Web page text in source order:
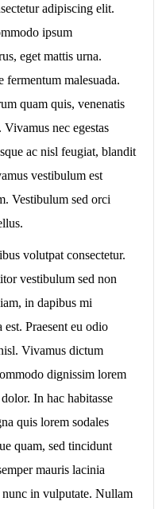
adipiscing elit.
ipsum
eget mattis urna.
fermentum malesuada.
quam quis, venenatis
nec egestas
ac nisl feugiat, blandit
vestibulum est
Vestibulum sed orci
volutpat consectetur.
vestibulum sed non
in dapibus mi
est. Praesent eu odio
Vivamus dictum
dignissim lorem
In hac habitasse
quis lorem sodales
quam, sed tincidunt
mauris lacinia
in vulputate. Nullam